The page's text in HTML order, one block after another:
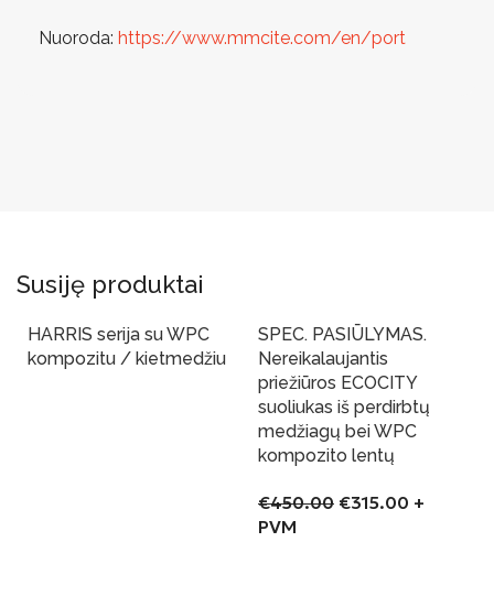
Nuoroda: https://www.mmcite.com/en/port
Susiję produktai
HARRIS serija su WPC
kompozitu / kietmedžiu
-30%Yra sandelyje
SPEC. PASIŪLYMAS.
Nereikalaujantis
priežiūros ECOCITY
suoliukas iš perdirbtų
medžiagų bei WPC
kompozito lentų
€450.00 €315.00 +
PVM